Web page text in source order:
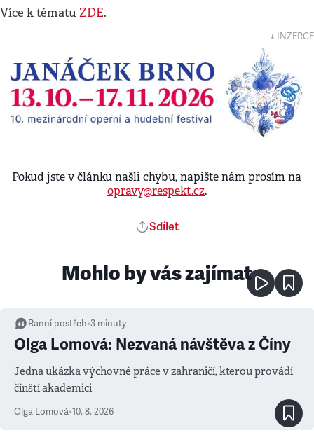
Více k tématu ZDE.
↓ INZERCE
Pokud jste v článku našli chybu, napište nám prosím na
opravy@respekt.cz.
Sdílet
Mohlo by vás zajímat
Ranní postřeh•3 minuty
Olga Lomová: Nezvaná návštěva z Číny
Jedna ukázka výchovné práce v zahraničí, kterou provádí
čínští akademici
Olga Lomová•10. 8. 2026